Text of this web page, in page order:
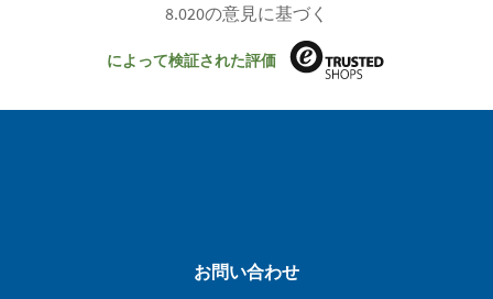
8.020の意見に基づく
によって検証された評価
お問い合わせ